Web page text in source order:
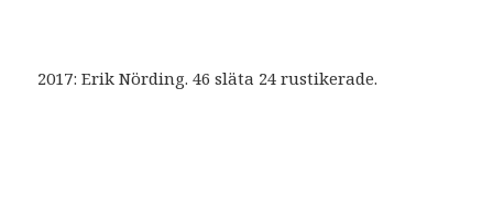
2017: Erik Nörding. 46 släta 24 rustikerade.